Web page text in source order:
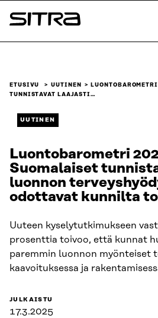
Siirry
suoraan
Sitra
ETUSIVU UUTINEN
TUNNISTAVAT LAAJASTI…
UUTINEN
Luontobarometri
Suomalaiset
luonnon
odottavat kunnilta
Uuteen kyselytutkimukseen
prosenttia toivoo, että kunnat
paremmin luonnon myönteiset
kaavoituksessa ja
JULKAISTU
17.3.2025